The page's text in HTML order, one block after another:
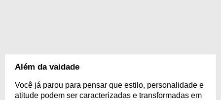
Além da vaidade
Você já parou para pensar que estilo, personalidade e
atitude podem ser caracterizadas e transformadas em